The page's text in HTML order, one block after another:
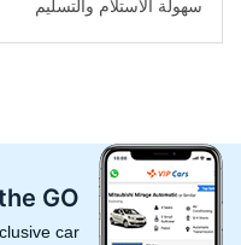
سهولة الاستلام والتسليم
GO!
car